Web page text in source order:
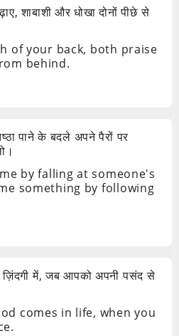
शाबाशी और धोखा दोनों पीछे से
of your back, both praise
behind.
पाने के बदले अपने पैरों पर
by falling at someone's
something by following
ज़िंदगी में, जब आपको अपनी पसंद से
comes in life, when you